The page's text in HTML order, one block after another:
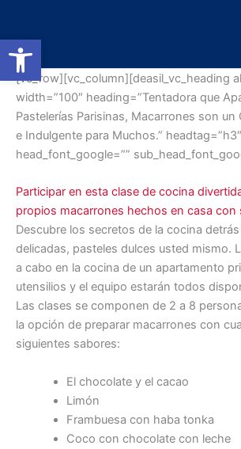
Abrir barra de herramientas
contenido
[vc_row][vc_column][deasil_vc_heading
width=”100″ heading=”Tentadora que
Pastelerías Parisinas, Macarrones son un
e Indulgente para Muchos.” headtag=”h3″
head_font_google=””
Participar en esta clase de cocina
propios macarrones hechos en casa con
Descubre los secretos de la cocina
delicadas, pasteles dulces usted mismo.
a cabo en la cocina de un apartamento
utensilios y el equipo estarán todos
Las clases se componen de 2 a 8
la opción de preparar macarrones con
siguientes sabores:
El chocolate y el cacao
Limón
Frambuesa con haba tonka
Coco con chocolate con leche